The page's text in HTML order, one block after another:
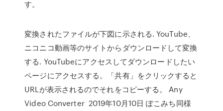
す。
変換されたファイルが下図に示される. YouTube、
ニコニコ動画等のサイトからダウンロードして変換
する. YouTubeにアクセスしてダウンロードしたい
ページにアクセスする。「共有」をクリックすると
URLが表示されるのでそれをコピーする。 Any
Video Converter 2019年10月10日 ぽこみち同様